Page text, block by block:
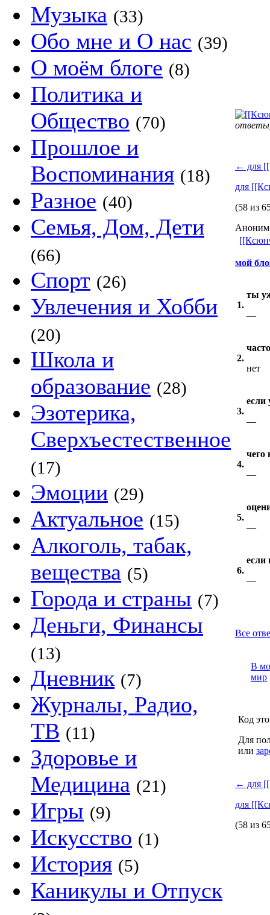
Музыка (33)
Обо мне и О нас (39)
О моём блоге (8)
Политика и
Общество (70)
Прошлое и
Воспоминания (18)
Разное (40)
Семья, Дом, Дети
(66)
Спорт (26)
Увлечения и Хобби
(20)
Школа и
образование (28)
Эзотерика,
Сверхъестественное
(17)
Эмоции (29)
Актуальное (15)
Алкоголь, табак,
вещества (5)
Города и страны (7)
Деньги, Финансы
(13)
Дневник (7)
Журналы, Радио,
ТВ (11)
Здоровье и
Медицина (21)
Игры (9)
Искусство (1)
История (5)
Каникулы и Отпуск
← для
для
(58 из
Аноним
мой
1.
ты
—
2.
нет
3.
если
—
4.
чего
—
5.
—
6.
если
—
Все
В
мир
Код
Для
или
← для
для
(58 из